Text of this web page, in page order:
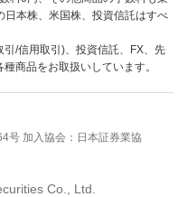
本株、米国株、投資信託はすべ
/信用取引)、投資信託、FX、先
商品をお取扱いしています。
号 加入協会：日本証券業協
Co., Ltd.